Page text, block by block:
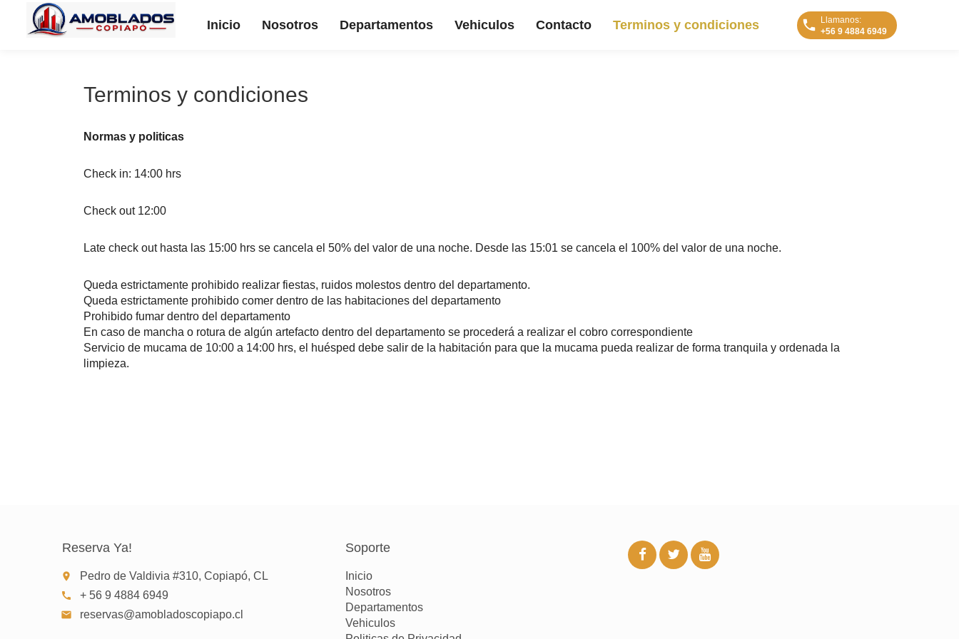
Llamanos:
+56 9 4884 6949
Inicio Nosotros Departamentos Vehiculos Contacto Terminos y condiciones
Terminos y condiciones
Normas y politicas
Check in: 14:00 hrs
Check out 12:00
Late check out hasta las 15:00 hrs se cancela el 50% del valor de una noche. Desde las 15:01 se cancela el 100% del valor de una noche.
Queda estrictamente prohibido realizar fiestas, ruidos molestos dentro del departamento.
Queda estrictamente prohibido comer dentro de las habitaciones del departamento
Prohibido fumar dentro del departamento
En caso de mancha o rotura de algún artefacto dentro del departamento se procederá a realizar el cobro correspondiente
Servicio de mucama de 10:00 a 14:00 hrs, el huésped debe salir de la habitación para que la mucama pueda realizar de forma tranquila y ordenada la
limpieza.
Reserva Ya!
place Pedro de Valdivia #310, Copiapó, CL
call + 56 9 4884 6949
email reservas@amobladoscopiapo.cl
Soporte
Inicio
Nosotros
Departamentos
Vehiculos